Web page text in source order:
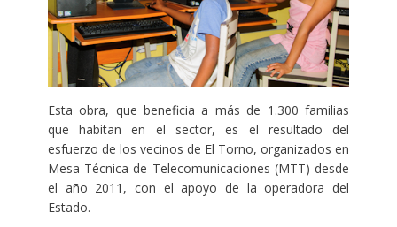
Esta obra, que beneficia a más de 1.300 familias
que habitan en el sector, es el resultado del
esfuerzo de los vecinos de El Torno, organizados en
Mesa Técnica de Telecomunicaciones (MTT) desde
el año 2011, con el apoyo de la operadora del
Estado.